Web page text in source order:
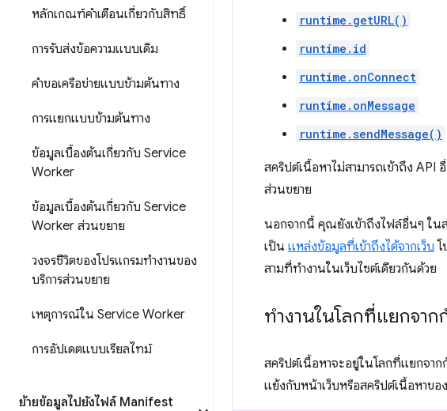
หลักเกณฑ์คำเตือนเกี่ยวกับสิทธิ์
การรับส่งข้อความแบบเดิม
คำขอเครือข่ายแบบข้ามต้นทาง
การแยกแบบข้ามต้นทาง
ข้อมูลเบื้องต้นเกี่ยวกับ Service
Worker
ข้อมูลเบื้องต้นเกี่ยวกับ Service
Worker ส่วนขยาย
วงจรชีวิตของโปรแกรมทำงานของ
บริการส่วนขยาย
เหตุการณ์ใน Service Worker
การอัปเดตแบบเรียลไทม์
ย้ายข้อมูลไปยังไฟล์ Manifest
runtime.getURL()
runtime.id
runtime.onConnect
runtime.onMessage
runtime.sendMessage()
สคริปต์เนื้อหาไม่สามารถเข้าถึง API
ส่วนขยาย
นอกจากนี้ คุณยังเข้าถึงไฟล์อื่นๆ ใน
เป็น แหล่งข้อมูลที่เข้าถึงได้จากเว็บ โ
สามที่ทำงานในเว็บไซต์เดียวกันด้วย
ทำงานในโลกที่แยกจาก
สคริปต์เนื้อหาจะอยู่ในโลกที่แยกจา
แย้งกับหน้าเว็บหรือสคริปต์เนื้อหาขอ